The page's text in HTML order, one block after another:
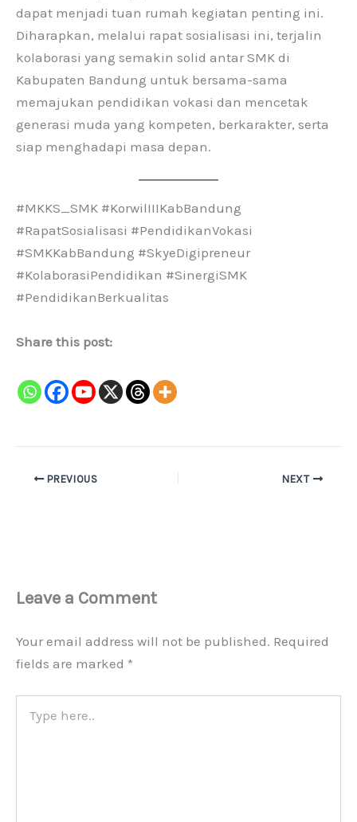
dapat menjadi tuan rumah kegiatan penting ini.
Diharapkan, melalui rapat sosialisasi ini, terjalin
kolaborasi yang semakin solid antar SMK di
Kabupaten Bandung untuk bersama-sama
memajukan pendidikan vokasi dan mencetak
generasi muda yang kompeten, berkarakter, serta
siap menghadapi masa depan.
#MKKS_SMK #KorwilIIIKabBandung
#RapatSosialisasi #PendidikanVokasi
#SMKKabBandung #SkyeDigipreneur
#KolaborasiPendidikan #SinergiSMK
#PendidikanBerkualitas
Share this post:
PREVIOUS NEXT
Leave a Comment
Your email address will not be published. Required
fields are marked *
here..